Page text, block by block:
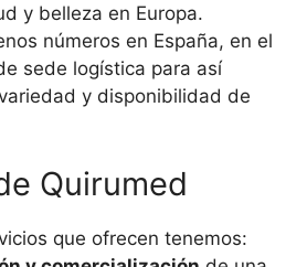
y belleza en Europa.
números en España, en el
sede logística para así
y disponibilidad de
Quirumed
que ofrecen tenemos: